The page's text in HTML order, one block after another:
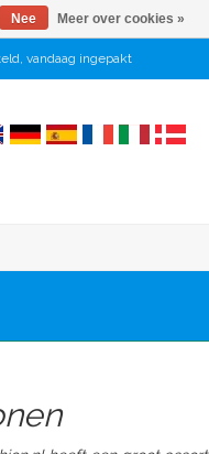
vandaag ingepakt
Nee Meer over cookies »